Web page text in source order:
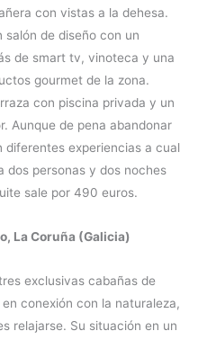
con vistas a la dehesa.
salón de diseño con un
de smart tv, vinoteca y una
gourmet de la zona.
con piscina privada y un
Aunque de pena abandonar
diferentes experiencias a cual
dos personas y dos noches
sale por 490 euros.
La Coruña (Galicia)
exclusivas cabañas de
conexión con la naturaleza,
relajarse. Su situación en un